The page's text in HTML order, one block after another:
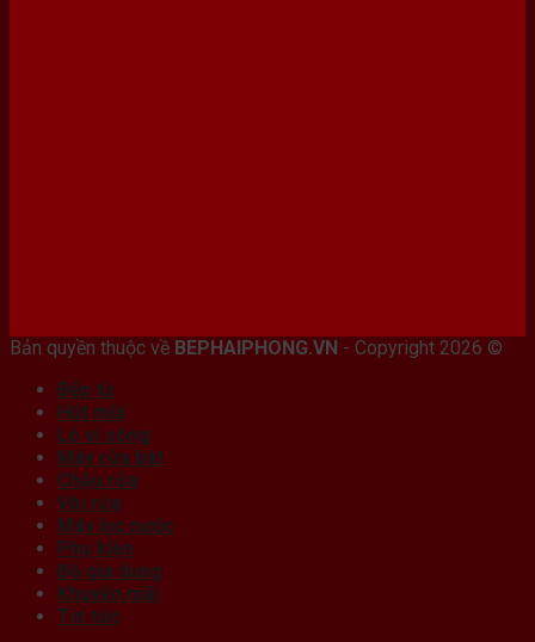
Bản quyền thuộc về BEPHAIPHONG.VN - Copyright 2026 ©
Bếp từ
Hút mùi
Lò vi sóng
Máy rửa bát
Chậu rửa
Vòi rửa
Máy lọc nước
Phụ kiện
Đồ gia dụng
Khuyến mãi
Tin tức